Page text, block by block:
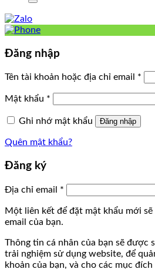
Đăng nhập
Tên tài khoản hoặc địa chỉ email *
Mật khẩu *
Ghi nhớ mật khẩu Đăng nhập
Quên mật khẩu?
Đăng ký
Địa chỉ email *
Một liên kết để đặt mật khẩu mới
email của bạn.
Thông tin cá nhân của bạn sẽ được
trải nghiệm sử dụng website, để
khoản của bạn, và cho các mục